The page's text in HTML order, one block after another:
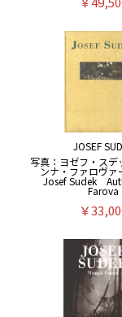
JOSEF
写真：ヨゼフ・ス
ンナ・ファロヴ
Josef Sudek
Farova
￥